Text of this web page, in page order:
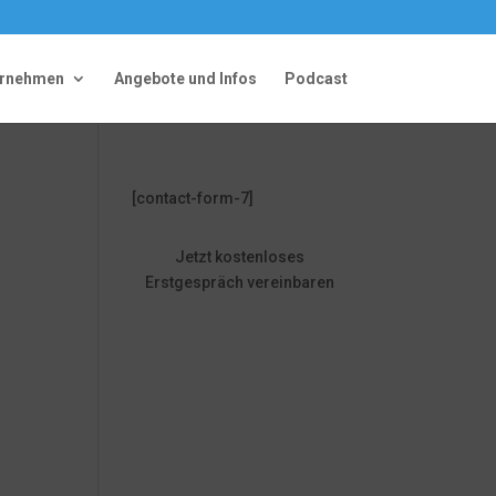
Angebote und Infos Podcast
[contact-form-7]
Jetzt kostenloses
Erstgespräch vereinbaren